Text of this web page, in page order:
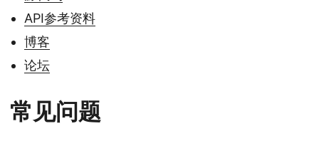
API参考资料
博客
论坛
常见问题